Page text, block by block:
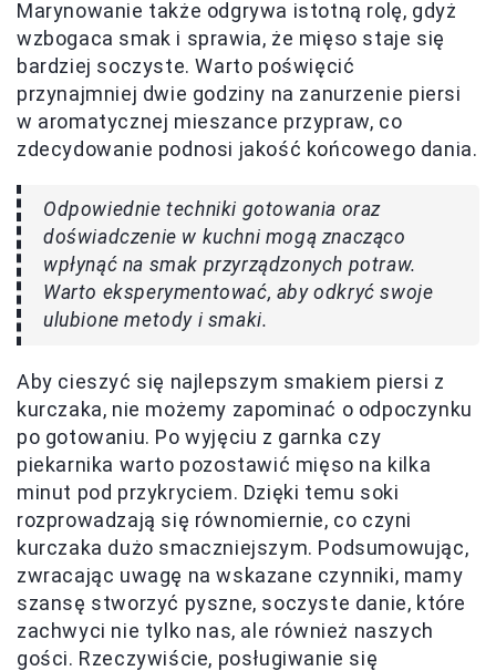
Marynowanie także odgrywa istotną rolę, gdyż
wzbogaca smak i sprawia, że mięso staje się
bardziej soczyste. Warto poświęcić
przynajmniej dwie godziny na zanurzenie piersi
w aromatycznej mieszance przypraw, co
zdecydowanie podnosi jakość końcowego dania.
Odpowiednie techniki gotowania oraz
doświadczenie w kuchni mogą znacząco
wpłynąć na smak przyrządzonych potraw.
Warto eksperymentować, aby odkryć swoje
ulubione metody i smaki.
Aby cieszyć się najlepszym smakiem piersi z
kurczaka, nie możemy zapominać o odpoczynku
po gotowaniu. Po wyjęciu z garnka czy
piekarnika warto pozostawić mięso na kilka
minut pod przykryciem. Dzięki temu soki
rozprowadzają się równomiernie, co czyni
kurczaka dużo smaczniejszym. Podsumowując,
zwracając uwagę na wskazane czynniki, mamy
szansę stworzyć pyszne, soczyste danie, które
zachwyci nie tylko nas, ale również naszych
gości. Rzeczywiście, posługiwanie się